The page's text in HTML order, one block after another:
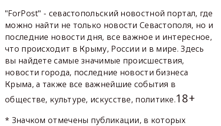
"ForPost" - севастопольский новостной портал, где
можно найти не только новости Севастополя, но и
последние новости дня, все важное и интересное,
что происходит в Крыму, России и в мире. Здесь
вы найдете самые значимые происшествия,
новости города, последние новости бизнеса
Крыма, а также все важнейшие события в
обществе, культуре, искусстве, политике.18+
* Значком отмечены публикации, в которых